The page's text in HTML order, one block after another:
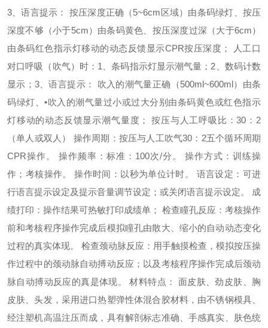
3、语言提示： 按压深度正确（5~6cm区域）由条码绿灯、按压
深度不够（小于5cm）由条码黄色、按压深度过深（大于6cm）
由条码红色指示灯移动的动态反馈显示CPR按压深度； 人工口
对口呼吸（吹气）时：1、条码指示灯显示潮气量；2、数码计数
显示；3、语言提示： 吹入的潮气量正确（500ml~600ml）由条
码绿灯、•吹入的潮气量过小或过大分别由条码黄色或红色指示
灯移动的动态反馈显示潮气量度； 按压与人工呼吸比：30：2
（单人或双人） 操作周期：按压与人工吹气30：2五个循环周期
CPR操作。 操作频率：标准：100次/分。 操作方式：训练操
作；考核操作。 操作时间：以秒为单位计时。 语言设定：可进
行语言提示设定及提示音量调节设定；或关闭语言提示设定。 成
绩打印：操作结果可热敏打印成绩单； 检查瞳孔反应：考核操作
前和考核程序操作完成后模拟瞳孔由散大、缩小的自动动态变化
过程的真实体现。 检查颈动脉反应：用手触摸检查，模拟按压操
作过程中的颈动脉自动搏动反应；以及考核程序操作完成后颈动
脉自动搏动反应的真是体现。 材料特点： 面皮肤、劲皮肤、胸
皮肤、头发，采用进口热塑弹性体混合胶材料，由不锈钢模具、
经注塑机高温注压而成，具有解剖标志准确、手感真实、肤色统